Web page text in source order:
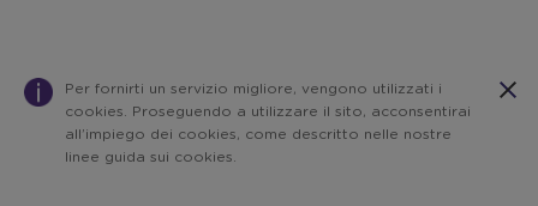
Per fornirti un servizio migliore, vengono utilizzati i
cookies. Proseguendo a utilizzare il sito, acconsentirai
all’impiego dei cookies, come descritto nelle nostre
linee guida sui cookies.